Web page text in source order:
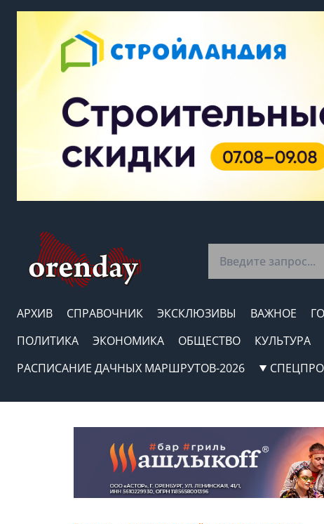
АРХИВ СПРАВОЧНИК ЭКСКЛЮЗИВЫ ВАЖНОЕ
ПОЛИТИКА
ЭКОНОМИКА ОБЩЕСТВО КУЛЬТУРА
РАСПИСАНИЕ ДАЧНЫХ МАРШРУТОВ-2026